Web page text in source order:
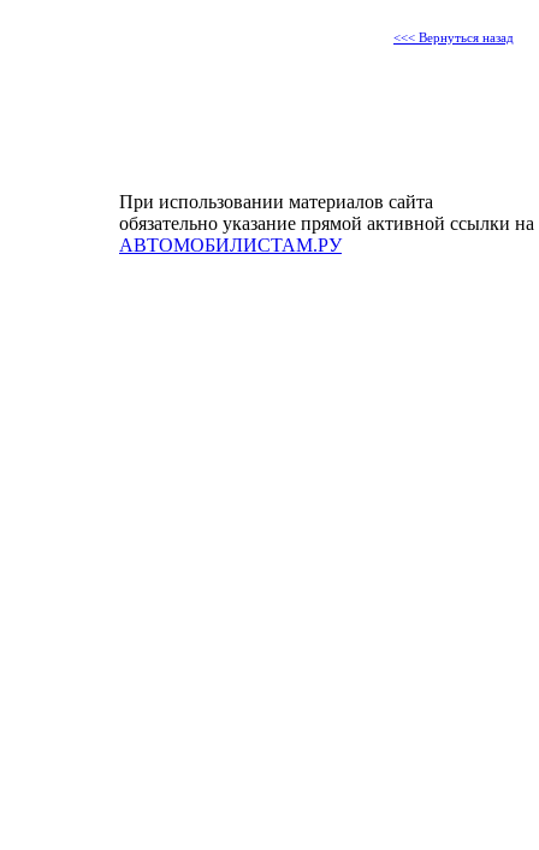
<<< Вернуться назад
При использовании материалов сайта
обязательно указание прямой активной ссылки на
АВТОМОБИЛИСТАМ.РУ